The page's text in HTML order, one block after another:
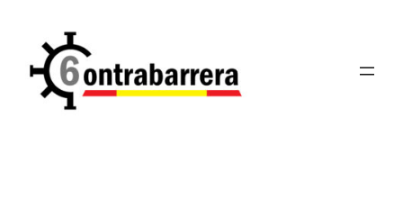
contenido